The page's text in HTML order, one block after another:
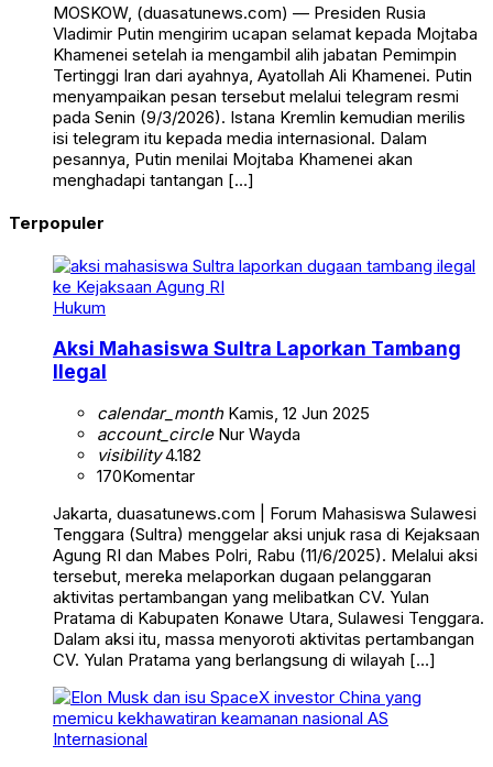
MOSKOW, (duasatunews.com) — Presiden Rusia
Vladimir Putin mengirim ucapan selamat kepada Mojtaba
Khamenei setelah ia mengambil alih jabatan Pemimpin
Tertinggi Iran dari ayahnya, Ayatollah Ali Khamenei. Putin
menyampaikan pesan tersebut melalui telegram resmi
pada Senin (9/3/2026). Istana Kremlin kemudian merilis
isi telegram itu kepada media internasional. Dalam
pesannya, Putin menilai Mojtaba Khamenei akan
menghadapi tantangan […]
Terpopuler
Hukum
Aksi Mahasiswa Sultra Laporkan Tambang
Ilegal
calendar_monthKamis, 12 Jun 2025
account_circleNur Wayda
visibility4.182
170Komentar
Jakarta, duasatunews.com | Forum Mahasiswa Sulawesi
Tenggara (Sultra) menggelar aksi unjuk rasa di Kejaksaan
Agung RI dan Mabes Polri, Rabu (11/6/2025). Melalui aksi
tersebut, mereka melaporkan dugaan pelanggaran
aktivitas pertambangan yang melibatkan CV. Yulan
Pratama di Kabupaten Konawe Utara, Sulawesi Tenggara.
Dalam aksi itu, massa menyoroti aktivitas pertambangan
CV. Yulan Pratama yang berlangsung di wilayah […]
Internasional